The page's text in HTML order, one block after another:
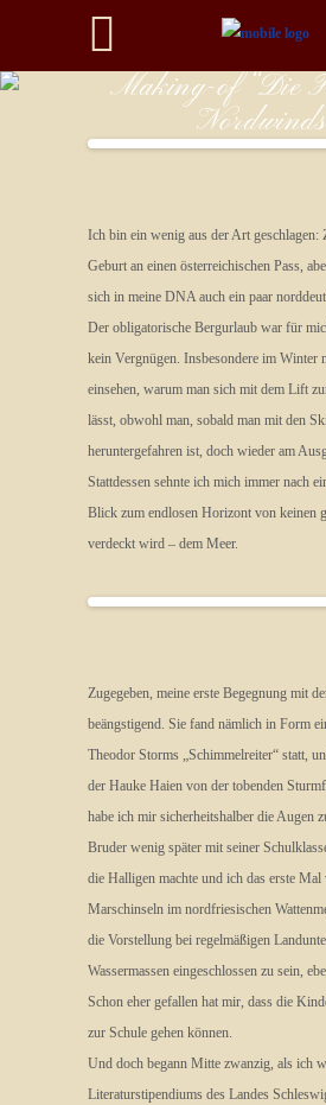
Making-of “Die
Ich bin ein wenig aus der Art geschlagen:
Geburt an einen österreichischen Pass,
sich in meine DNA auch ein paar
Der obligatorische Bergurlaub war für
kein Vergnügen. Insbesondere im Winter
einsehen, warum man sich mit dem Lift
lässt, obwohl man, sobald man mit den
heruntergefahren ist, doch wieder am
Stattdessen sehnte ich mich immer nach
Blick zum endlosen Horizont von keinen
verdeckt wird – dem Meer.
Zugegeben, meine erste Begegnung mit
beängstigend. Sie fand nämlich in Form
Theodor Storms „Schimmelreiter“ statt,
der Hauke Haien von der tobenden
habe ich mir sicherheitshalber die Augen
Bruder wenig später mit seiner
die Halligen machte und ich das erste Mal
Marschinseln im nordfriesischen
die Vorstellung bei regelmäßigen
Wassermassen eingeschlossen zu sein,
Schon eher gefallen hat mir, dass die
zur Schule gehen können.
Und doch begann Mitte zwanzig, als ich
Literaturstipendiums des Landes